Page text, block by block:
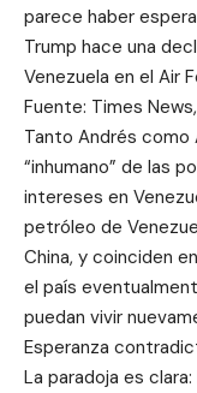
parece haber
Trump hace una
Venezuela en el Air
Fuente: Times
Tanto Andrés como
“inhumano” de las
intereses en
petróleo de
China, y coinciden
el país
puedan vivir
Esperanza
La paradoja es